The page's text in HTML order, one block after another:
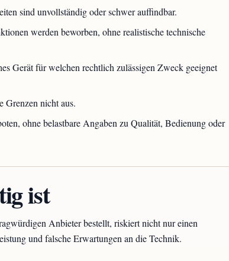
sind unvollständig oder schwer auffindbar.
werden beworben, ohne realistische technische
Gerät für welchen rechtlich zulässigen Zweck geeignet
Grenzen nicht aus.
ohne belastbare Angaben zu Qualität, Bedienung oder
ist
Anbieter bestellt, riskiert nicht nur einen
und falsche Erwartungen an die Technik.